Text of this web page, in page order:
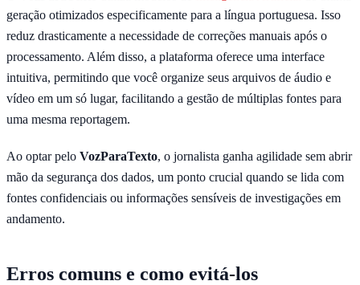
geração otimizados especificamente para a língua portuguesa. Isso
reduz drasticamente a necessidade de correções manuais após o
processamento. Além disso, a plataforma oferece uma interface
intuitiva, permitindo que você organize seus arquivos de áudio e
vídeo em um só lugar, facilitando a gestão de múltiplas fontes para
uma mesma reportagem.
Ao optar pelo VozParaTexto, o jornalista ganha agilidade sem abrir
mão da segurança dos dados, um ponto crucial quando se lida com
fontes confidenciais ou informações sensíveis de investigações em
andamento.
Erros comuns e como evitá-los